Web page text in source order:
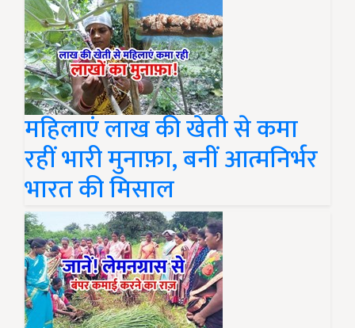
महिलाएं लाख की खेती से कमा
रहीं भारी मुनाफ़ा, बनीं आत्मनिर्भर
भारत की मिसाल